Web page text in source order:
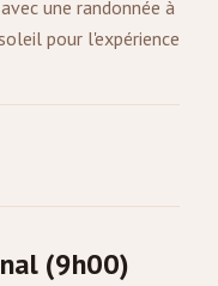
une randonnée à
pour l'expérience
(9h00)